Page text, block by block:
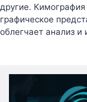
другие. Кимография
графическое
облегчает анализ